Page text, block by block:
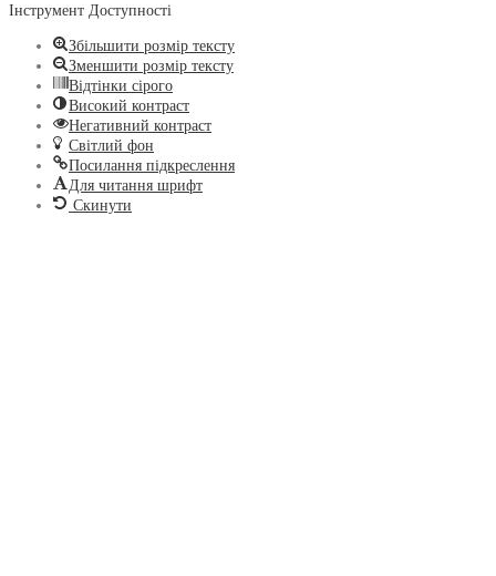
Інструмент Доступності
Збільшити розмір тексту
Зменшити розмір тексту
Відтінки сірого
Високий контраст
Негативний контраст
Світлий фон
Посилання підкреслення
Для читання шрифт
Скинути